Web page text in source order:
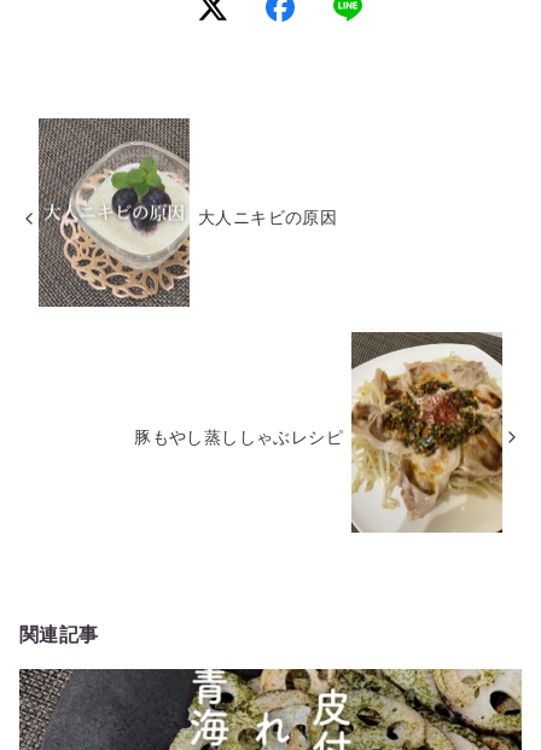
大人ニキビの原因
豚もやし蒸ししゃぶレシピ
関連記事